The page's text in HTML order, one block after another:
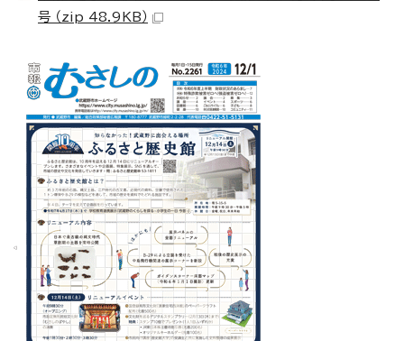
号 （zip 48.9KB）